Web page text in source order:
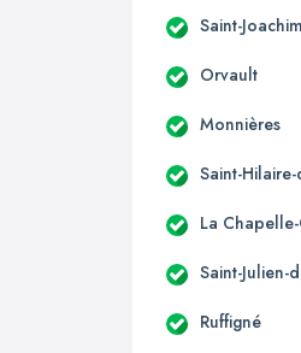
Saint-Joachim
Orvault
Monnières
Saint-
La
Saint-Julien-
Ruffigné